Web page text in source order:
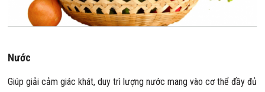
Nước
Giúp giải cảm giác khát, duy trì lượng nước mang vào cơ thể đầy đủ